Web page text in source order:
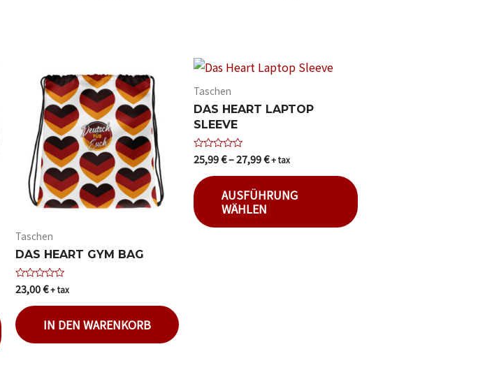
Taschen
DAS HEART GYM BAG
Bewertet
mit
von
5
23,00€+ tax
IN DEN WARENKORB
Taschen
DAS HEART LAPTOP
SLEEVE
Bewertet
mit
von
5
25,99€–27,99€+ tax
AUSFÜHRUNG
WÄHLEN